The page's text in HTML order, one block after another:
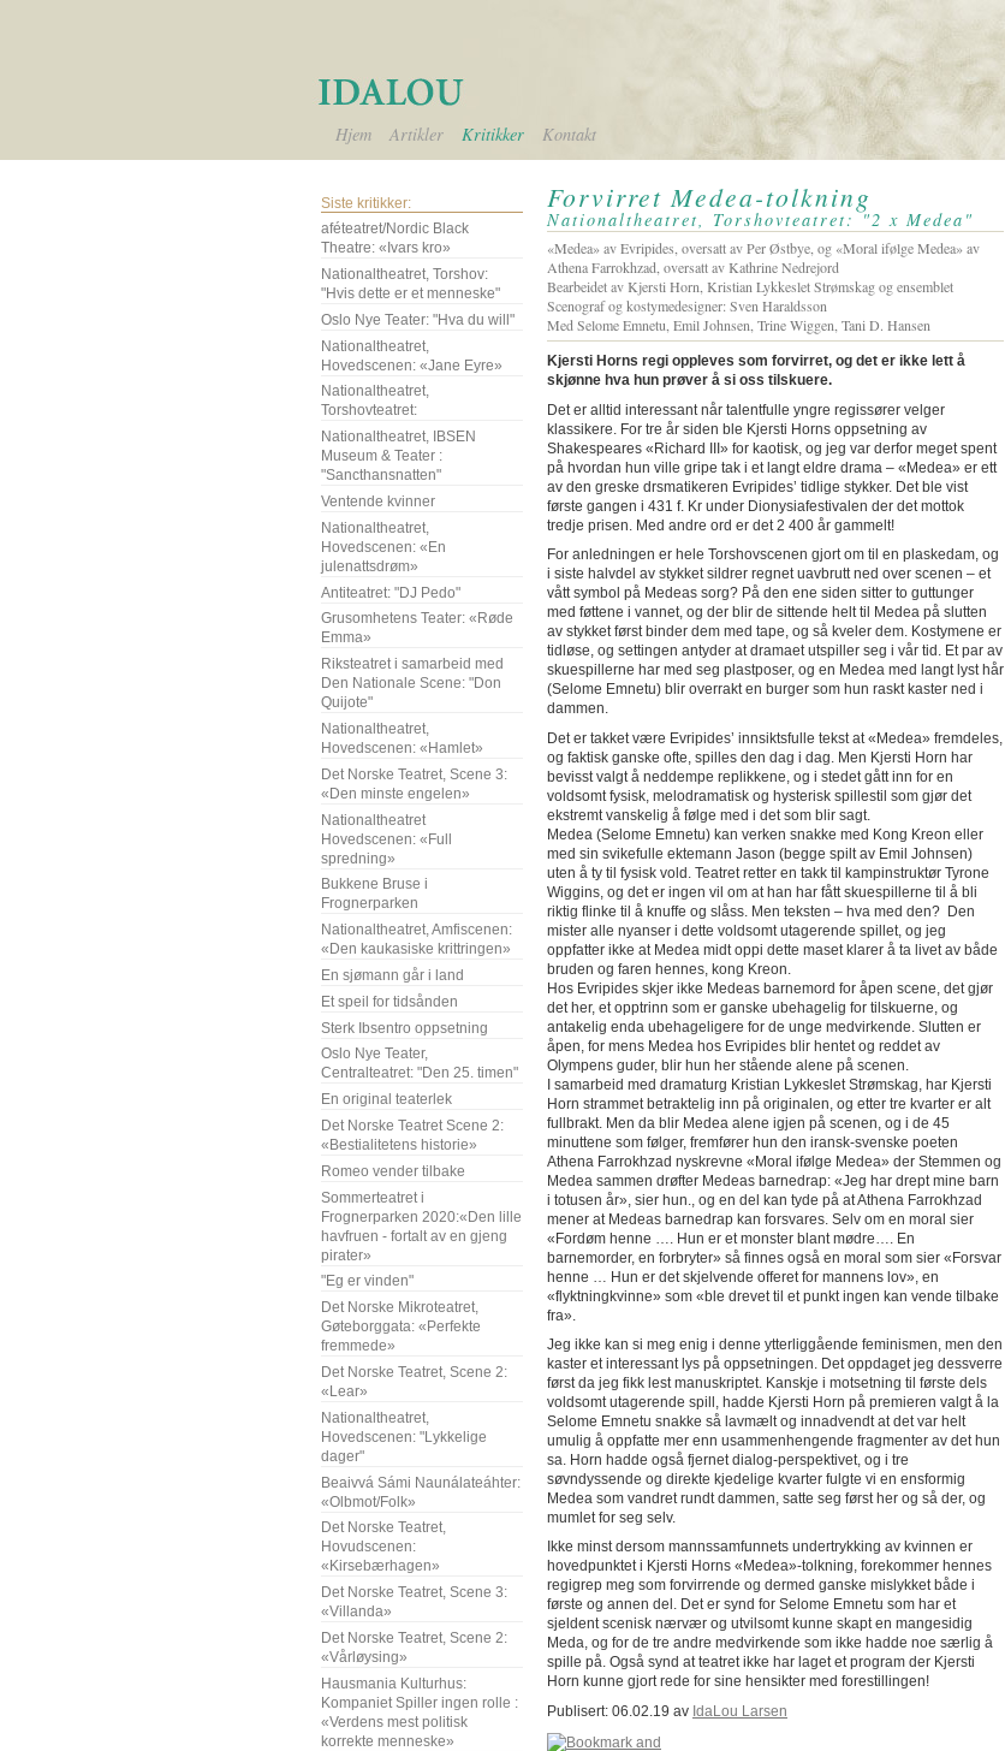
Hjem Artikler Kritikker Kontakt
Siste kritikker:
aféteatret/Nordic Black
Theatre: «Ivars kro»
Nationaltheatret, Torshov:
"Hvis dette er et menneske"
Oslo Nye Teater: "Hva du will"
Nationaltheatret,
Hovedscenen: «Jane Eyre»
Nationaltheatret,
Torshovteatret:
Nationaltheatret, IBSEN
Museum & Teater :
"Sancthansnatten"
Ventende kvinner
Nationaltheatret,
Hovedscenen: «En
julenattsdrøm»
Antiteatret: "DJ Pedo"
Grusomhetens Teater: «Røde
Emma»
Riksteatret i samarbeid med
Den Nationale Scene: "Don
Quijote"
Nationaltheatret,
Hovedscenen: «Hamlet»
Det Norske Teatret, Scene 3:
«Den minste engelen»
Nationaltheatret
Hovedscenen: «Full
spredning»
Bukkene Bruse i
Frognerparken
Nationaltheatret, Amfiscenen:
«Den kaukasiske krittringen»
En sjømann går i land
Et speil for tidsånden
Sterk Ibsentro oppsetning
Oslo Nye Teater,
Centralteatret: "Den 25. timen"
En original teaterlek
Det Norske Teatret Scene 2:
«Bestialitetens historie»
Romeo vender tilbake
Sommerteatret i
Frognerparken 2020:«Den lille
havfruen - fortalt av en gjeng
pirater»
"Eg er vinden"
Det Norske Mikroteatret,
Gøteborggata: «Perfekte
fremmede»
Det Norske Teatret, Scene 2:
«Lear»
Nationaltheatret,
Hovedscenen: "Lykkelige
dager"
Beaivvá Sámi Naunálateáhter:
«Olbmot/Folk»
Det Norske Teatret,
Hovudscenen:
«Kirsebærhagen»
Det Norske Teatret, Scene 3:
«Villanda»
Det Norske Teatret, Scene 2:
«Vårløysing»
Hausmania Kulturhus:
Kompaniet Spiller ingen rolle :
«Verdens mest politisk
korrekte menneske»
Forvirret Medea-tolkning
Nationaltheatret, Torshovteatret: "2 x Medea"
«Medea» av Evripides, oversatt av Per Østbye, og «Moral ifølge Medea» av
Athena Farrokhzad, oversatt av Kathrine Nedrejord
Bearbeidet av Kjersti Horn, Kristian Lykkeslet Strømskag og ensemblet
Scenograf og kostymedesigner: Sven Haraldsson
Med Selome Emnetu, Emil Johnsen, Trine Wiggen, Tani D. Hansen
Kjersti Horns regi oppleves som forvirret, og det er ikke lett å
skjønne hva hun prøver å si oss tilskuere.
Det er alltid interessant når talentfulle yngre regissører velger
klassikere. For tre år siden ble Kjersti Horns oppsetning av
Shakespeares «Richard III» for kaotisk, og jeg var derfor meget spent
på hvordan hun ville gripe tak i et langt eldre drama – «Medea» er ett
av den greske drsmatikeren Evripides’ tidlige stykker. Det ble vist
første gangen i 431 f. Kr under Dionysiafestivalen der det mottok
tredje prisen. Med andre ord er det 2 400 år gammelt!
For anledningen er hele Torshovscenen gjort om til en plaskedam, og
i siste halvdel av stykket sildrer regnet uavbrutt ned over scenen – et
vått symbol på Medeas sorg? På den ene siden sitter to guttunger
med føttene i vannet, og der blir de sittende helt til Medea på slutten
av stykket først binder dem med tape, og så kveler dem. Kostymene er
tidløse, og settingen antyder at dramaet utspiller seg i vår tid. Et par av
skuespillerne har med seg plastposer, og en Medea med langt lyst hår
(Selome Emnetu) blir overrakt en burger som hun raskt kaster ned i
dammen.
Det er takket være Evripides’ innsiktsfulle tekst at «Medea» fremdeles,
og faktisk ganske ofte, spilles den dag i dag. Men Kjersti Horn har
bevisst valgt å neddempe replikkene, og i stedet gått inn for en
voldsomt fysisk, melodramatisk og hysterisk spillestil som gjør det
ekstremt vanskelig å følge med i det som blir sagt.
Medea (Selome Emnetu) kan verken snakke med Kong Kreon eller
med sin svikefulle ektemann Jason (begge spilt av Emil Johnsen)
uten å ty til fysisk vold. Teatret retter en takk til kampinstruktør Tyrone
Wiggins, og det er ingen vil om at han har fått skuespillerne til å bli
riktig flinke til å knuffe og slåss. Men teksten – hva med den? Den
mister alle nyanser i dette voldsomt utagerende spillet, og jeg
oppfatter ikke at Medea midt oppi dette maset klarer å ta livet av både
bruden og faren hennes, kong Kreon.
Hos Evripides skjer ikke Medeas barnemord for åpen scene, det gjør
det her, et opptrinn som er ganske ubehagelig for tilskuerne, og
antakelig enda ubehageligere for de unge medvirkende. Slutten er
åpen, for mens Medea hos Evripides blir hentet og reddet av
Olympens guder, blir hun her stående alene på scenen.
I samarbeid med dramaturg Kristian Lykkeslet Strømskag, har Kjersti
Horn strammet betraktelig inn på originalen, og etter tre kvarter er alt
fullbrakt. Men da blir Medea alene igjen på scenen, og i de 45
minuttene som følger, fremfører hun den iransk-svenske poeten
Athena Farrokhzad nyskrevne «Moral ifølge Medea» der Stemmen og
Medea sammen drøfter Medeas barnedrap: «Jeg har drept mine barn
i totusen år», sier hun., og en del kan tyde på at Athena Farrokhzad
mener at Medeas barnedrap kan forsvares. Selv om en moral sier
«Fordøm henne …. Hun er et monster blant mødre…. En
barnemorder, en forbryter» så finnes også en moral som sier «Forsvar
henne … Hun er det skjelvende offeret for mannens lov», en
«flyktningkvinne» som «ble drevet til et punkt ingen kan vende tilbake
fra».
Jeg ikke kan si meg enig i denne ytterliggående feminismen, men den
kaster et interessant lys på oppsetningen. Det oppdaget jeg dessverre
først da jeg fikk lest manuskriptet. Kanskje i motsetning til første dels
voldsomt utagerende spill, hadde Kjersti Horn på premieren valgt å la
Selome Emnetu snakke så lavmælt og innadvendt at det var helt
umulig å oppfatte mer enn usammenhengende fragmenter av det hun
sa. Horn hadde også fjernet dialog-perspektivet, og i tre
søvndyssende og direkte kjedelige kvarter fulgte vi en ensformig
Medea som vandret rundt dammen, satte seg først her og så der, og
mumlet for seg selv.
Ikke minst dersom mannssamfunnets undertrykking av kvinnen er
hovedpunktet i Kjersti Horns «Medea»-tolkning, forekommer hennes
regigrep meg som forvirrende og dermed ganske mislykket både i
første og annen del. Det er synd for Selome Emnetu som har et
sjeldent scenisk nærvær og utvilsomt kunne skapt en mangesidig
Meda, og for de tre andre medvirkende som ikke hadde noe særlig å
spille på. Også synd at teatret ikke har laget et program der Kjersti
Horn kunne gjort rede for sine hensikter med forestillingen!
Publisert: 06.02.19 av IdaLou Larsen